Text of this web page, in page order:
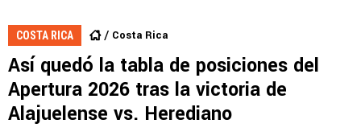
COSTA RICA Costa Rica
Así quedó la tabla de posiciones del
Apertura 2026 tras la victoria de
Alajuelense vs. Herediano